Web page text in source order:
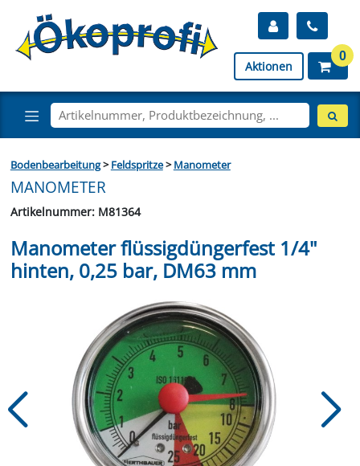
Aktionen
0
Bodenbearbeitung>Feldspritze>Manometer
MANOMETER
Artikelnummer: M81364
Manometer flüssigdüngerfest 1/4"
hinten, 0,25 bar, DM63 mm